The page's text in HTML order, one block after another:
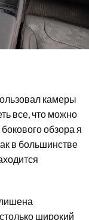
камеры
все, что можно
обзора я
в большинстве
широкий